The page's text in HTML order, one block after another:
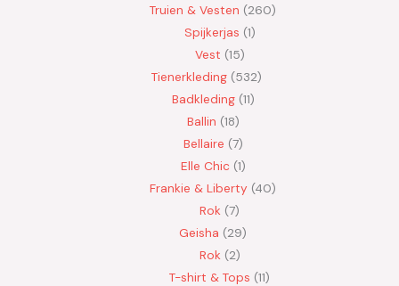
Truien & Vesten
260
Spijkerjas 1
Vest 15
Tienerkleding 532
Badkleding 11
Ballin 18
Bellaire 7
Elle Chic 1
Frankie & Liberty 40
Rok 7
Geisha
29
Rok 2
T-shirt & Tops 11